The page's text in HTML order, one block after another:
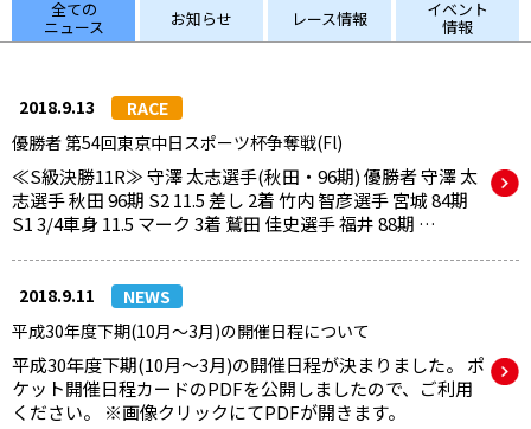
全ての
ニュース お知らせ レース情報 イベント
情報
2018.9.13
RACE
優勝者 第54回東京中日スポーツ杯争奪戦(Fl)
≪S級決勝11R≫ 守澤 太志選手(秋田・96期) 優勝者 守澤 太
志選手 秋田 96期 S2 11.5 差し 2着 竹内 智彦選手 宮城 84期
S1 3/4車身 11.5 マーク 3着 鷲田 佳史選手 福井 88期 …
2018.9.11
NEWS
平成30年度下期(10月～3月)の開催日程について
平成30年度下期(10月～3月)の開催日程が決まりました。 ポ
ケット開催日程カードのPDFを公開しましたので、ご利用
ください。 ※画像クリックにてPDFが開きます。